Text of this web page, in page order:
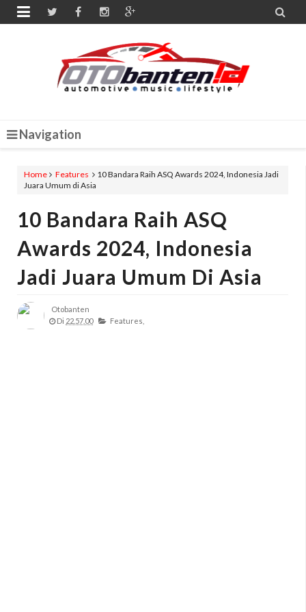
 
Navigation
Home Features
10 Bandara Raih ASQ Awards 2024, Indonesia Jadi
Juara Umum di Asia
10 Bandara Raih ASQ
Awards 2024, Indonesia
Jadi Juara Umum Di Asia
Otobanten
Di 22.57.00 Features,